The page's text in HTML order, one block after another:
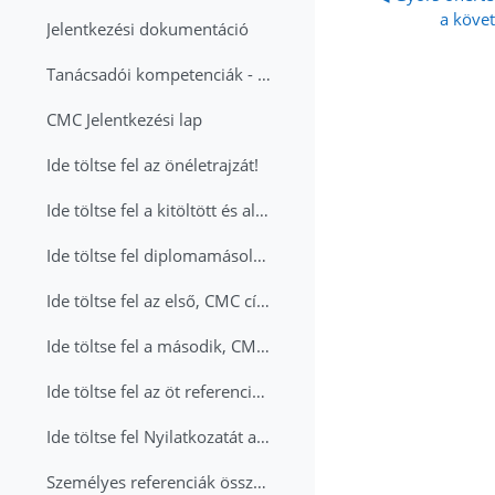
Jelentkezési dokumentáció
Tanácsadói kompetenciák - tanácsadói készségtár
CMC Jelentkezési lap
Ide töltse fel az önéletrajzát!
Ide töltse fel a kitöltött és aláírt CMC jelentkezési lapját!
Ide töltse fel diplomamásolatait!
Ide töltse fel az első, CMC címmel rendelkező, tanácsadó ajánlását!
Ide töltse fel a második, CMC címmel rendelkező, tanácsadó ajánlását!
Ide töltse fel az öt referencia-projekt részletes (projektenként 1-1,5 oldal) leírásait!
Ide töltse fel Nyilatkozatát az elmúlt 12 hónapban teljesített képzésekről!
Személyes referenciák összefoglaló táblázata (xls)
a